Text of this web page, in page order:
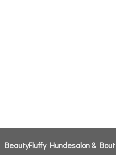
BeautyFluffy Hundesalon &